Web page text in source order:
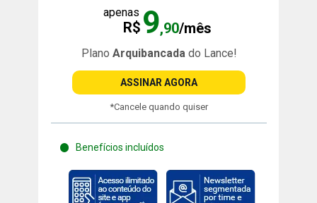
9
apenas
R$ ,90/mês
Plano Arquibancada do Lance!
ASSINAR AGORA
*Cancele quando quiser
Benefícios incluídos